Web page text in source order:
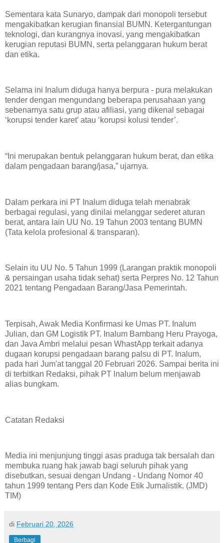
Sementara kata Sunaryo, dampak dari monopoli tersebut
mengakibatkan kerugian finansial BUMN. Ketergantungan
teknologi, dan kurangnya inovasi, yang mengakibatkan
kerugian reputasi BUMN, serta pelanggaran hukum berat
dan etika.
Selama ini Inalum diduga hanya berpura - pura melakukan
tender dengan mengundang beberapa perusahaan yang
sebenarnya satu grup atau afiliasi, yang dikenal sebagai
‘korupsi tender karet’ atau ‘korupsi kolusi tender’.
“Ini merupakan bentuk pelanggaran hukum berat, dan etika
dalam pengadaan barang/jasa,” ujarnya.
Dalam perkara ini PT Inalum diduga telah menabrak
berbagai regulasi, yang dinilai melanggar sederet aturan
berat, antara lain UU No. 19 Tahun 2003 tentang BUMN
(Tata kelola profesional & transparan).
Selain itu UU No. 5 Tahun 1999 (Larangan praktik monopoli
& persaingan usaha tidak sehat) serta Perpres No. 12 Tahun
2021 tentang Pengadaan Barang/Jasa Pemerintah.
Terpisah, Awak Media Konfirmasi ke Umas PT. Inalum
Julian, dan GM Logistik PT. Inalum Bambang Heru Prayoga,
dan Java Ambri melalui pesan WhastApp terkait adanya
dugaan korupsi pengadaan barang palsu di PT. Inalum,
pada hari Jum'at tanggal 20 Februari 2026. Sampai berita ini
di terbitkan Redaksi, pihak PT lnalum belum menjawab
alias bungkam.
Catatan Redaksi
Media ini menjunjung tinggi asas praduga tak bersalah dan
membuka ruang hak jawab bagi seluruh pihak yang
disebutkan, sesuai dengan Undang - Undang Nomor 40
tahun 1999 tentang Pers dan Kode Etik Jurnalistik. (JMD)
TIM)
di Februari 20, 2026
Berbagi